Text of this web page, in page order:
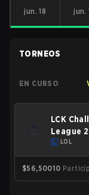
jun. 18
jun.
TORNEOS
EN CURSO
LCK
League
LOL
$56,50010